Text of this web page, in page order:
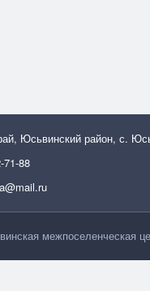
Юсьвинский район, с.
88
межпоселенческая